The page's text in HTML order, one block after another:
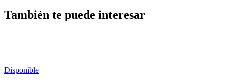
También te puede interesar
Disponible